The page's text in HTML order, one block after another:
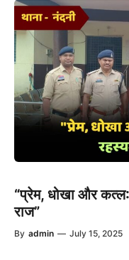
“प्रेम, धोखा और
राज”
By admin — July 15, 2025